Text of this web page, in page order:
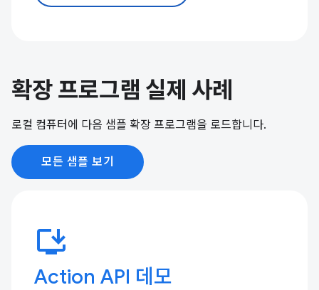
확장 프로그램 실제 사례
로컬 컴퓨터에 다음 샘플 확장 프로그램을 로드합니다.
모든 샘플 보기
install_desktop
Action API 데모